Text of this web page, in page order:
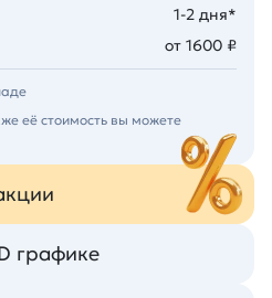
1-2 дня*
от 1600 ₽
её стоимость вы можете
графике